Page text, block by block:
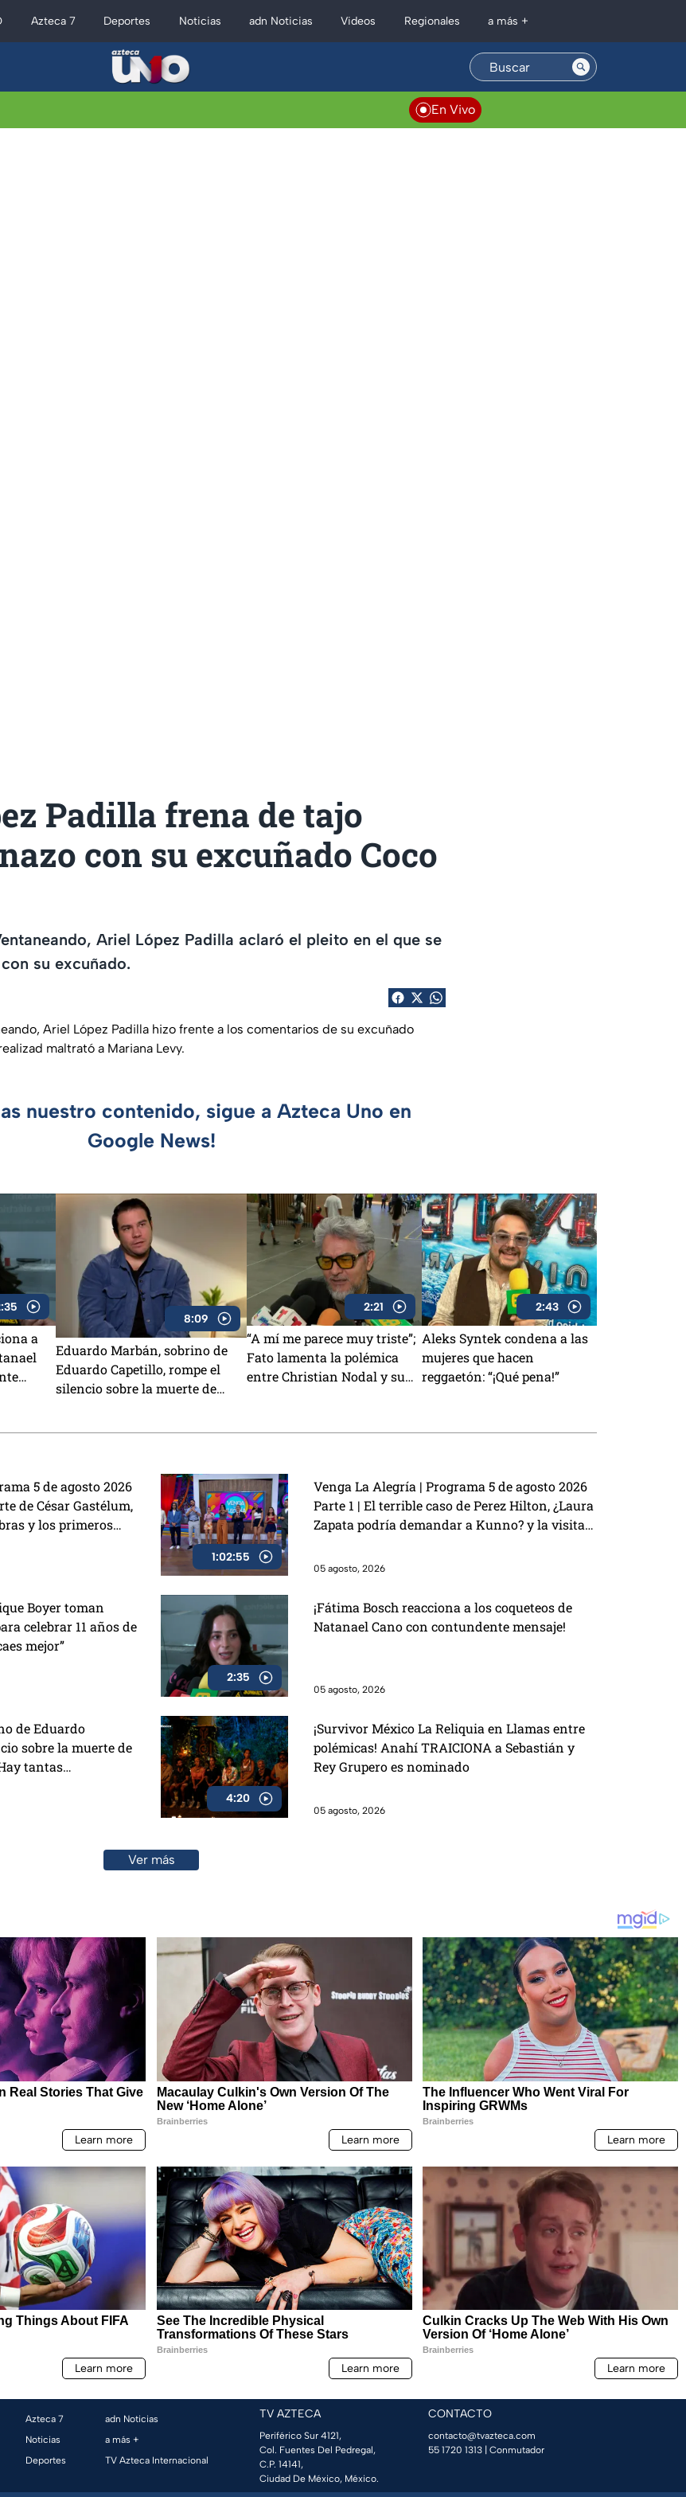
Azteca 7 Deportes Noticias adn Noticias Videos Regionales a más +
En Vivo
Padilla frena de tajo
con su excuñado Coco
Ariel López Padilla aclaró el pleito en el que se
su excuñado.
Ariel López Padilla hizo frente a los comentarios de su excuñado
maltrató a Mariana Levy.
nuestro contenido, sigue a Azteca Uno en
Google News!
a
8:09
Eduardo Marbán, sobrino de
Eduardo Capetillo, rompe el
silencio sobre la muerte de
2:21
“A mí me parece muy triste”;
Fato lamenta la polémica
entre Christian Nodal y su
2:43
Aleks Syntek condena a las
mujeres que hacen
reggaetón: “¡Qué pena!”
5 de agosto 2026
de César Gastélum,
y los primeros
1:02:55
Venga La Alegría | Programa 5 de agosto 2026
Parte 1 | El terrible caso de Perez Hilton, ¿Laura
Zapata podría demandar a Kunno? y la visita
05 agosto, 2026
Boyer toman
celebrar 11 años de
mejor”
2:35
¡Fátima Bosch reacciona a los coqueteos de
Natanael Cano con contundente mensaje!
05 agosto, 2026
de Eduardo
sobre la muerte de
tantas
4:20
¡Survivor México La Reliquia en Llamas entre
polémicas! Anahí TRAICIONA a Sebastián y
Rey Grupero es nominado
05 agosto, 2026
Ver más
Azteca 7
Noticias
Deportes
adn Noticias
a más +
TV Azteca Internacional
TV AZTECA
Periférico Sur 4121,
Col. Fuentes Del Pedregal,
C.P. 14141,
Ciudad De México, México.
CONTACTO
contacto@tvazteca.com
55 1720 1313 | Conmutador